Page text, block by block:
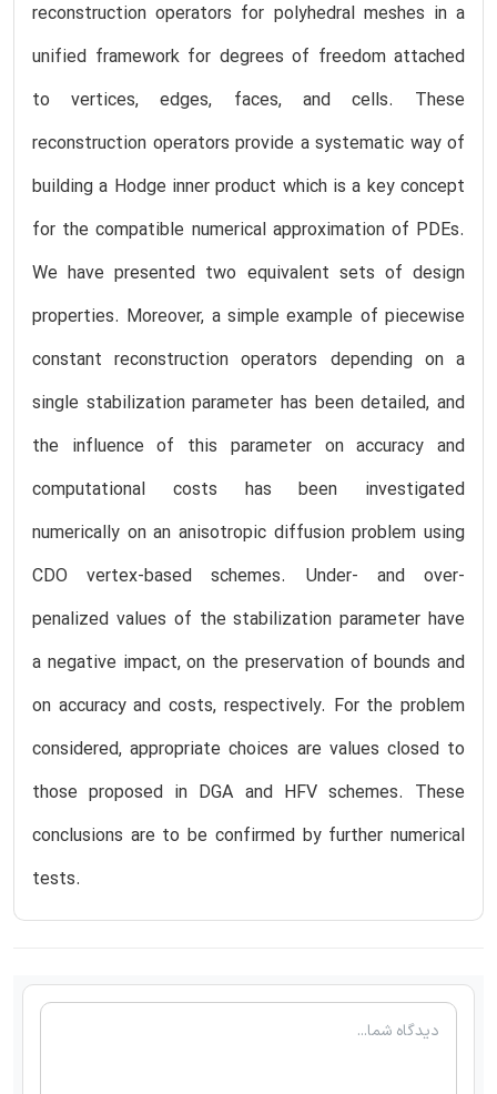
reconstruction operators for polyhedral meshes in a
unified framework for degrees of freedom attached
to vertices, edges, faces, and cells. These
reconstruction operators provide a systematic way of
building a Hodge inner product which is a key concept
for the compatible numerical approximation of PDEs.
We have presented two equivalent sets of design
properties. Moreover, a simple example of piecewise
constant reconstruction operators depending on a
single stabilization parameter has been detailed, and
the influence of this parameter on accuracy and
computational costs has been investigated
numerically on an anisotropic diffusion problem using
CDO vertex-based schemes. Under- and over-
penalized values of the stabilization parameter have
a negative impact, on the preservation of bounds and
on accuracy and costs, respectively. For the problem
considered, appropriate choices are values closed to
those proposed in DGA and HFV schemes. These
conclusions are to be confirmed by further numerical
tests.